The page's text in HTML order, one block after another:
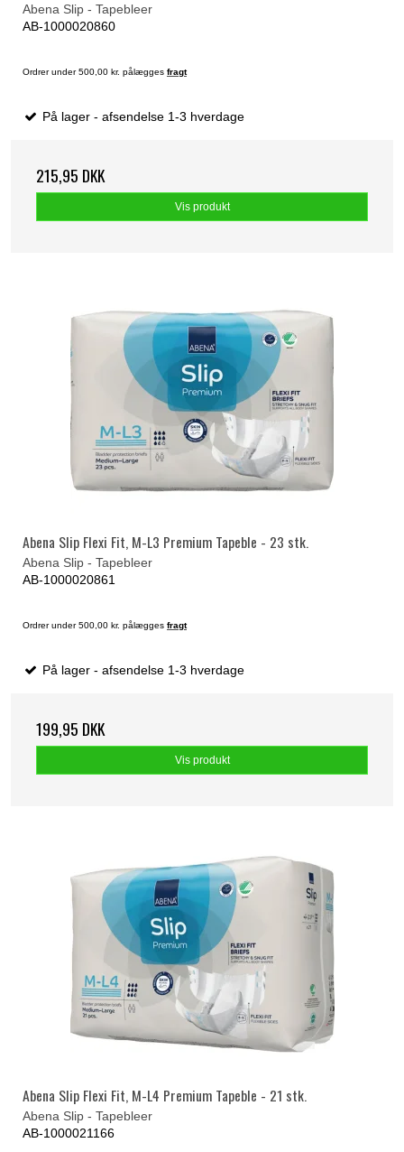
Abena Slip - Tapebleer
AB-1000020860
Ordrer under 500,00 kr. pålægges fragt
På lager - afsendelse 1-3 hverdage
215,95 DKK
Vis produkt
Abena Slip Flexi Fit, M-L3 Premium Tapeble - 23 stk.
Abena Slip - Tapebleer
AB-1000020861
Ordrer under 500,00 kr. pålægges fragt
På lager - afsendelse 1-3 hverdage
199,95 DKK
Vis produkt
Abena Slip Flexi Fit, M-L4 Premium Tapeble - 21 stk.
Abena Slip - Tapebleer
AB-1000021166